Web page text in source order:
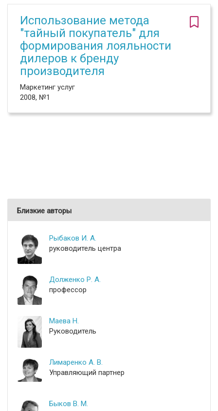
Использование метода
"тайный покупатель" для
формирования лояльности
дилеров к бренду
производителя
Маркетинг услуг
2008, №1
Близкие авторы
Рыбаков И. А.
руководитель центра
Долженко Р. А.
профессор
Маева Н.
Руководитель
Лимаренко А. В.
Управляющий партнер
Быков В. М.